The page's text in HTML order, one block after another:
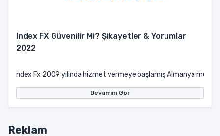
Index FX Güvenilir Mi? Şikayetler & Yorumlar
2022
ndex Fx 2009 yılında hizmet vermeye başlamış Almanya
Devamını Gör
Reklam